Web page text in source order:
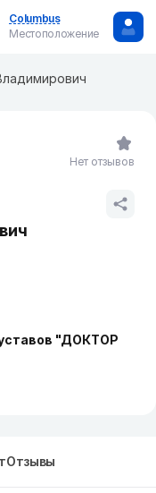
Columbus
Местоположение
"ДОКТОР
Нет отзывов
Отзывы